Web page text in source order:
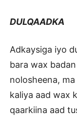
DULQAADKA
Adkaysiga iyo
bara wax
nolosheena,
kaliya aad wax
qaarkiina aad